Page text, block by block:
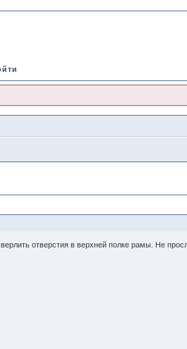
отверстия в верхней полке рамы. Не